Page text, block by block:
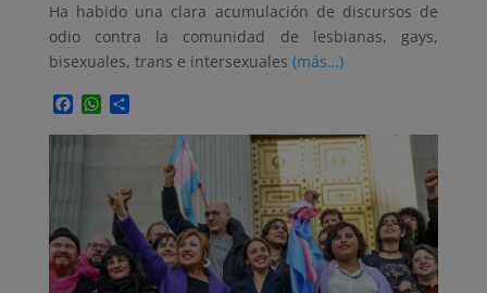
Ha habido una clara acumulación de discursos de
odio contra la comunidad de lesbianas, gays,
bisexuales, trans e intersexuales (más…)
Facebook
WhatsApp
Compartir